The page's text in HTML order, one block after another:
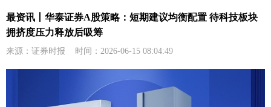
最资讯丨华泰证券A股策略：短期建议均衡配置 待科技板块
拥挤度压力释放后吸筹
来源：证券时报 时间：2026-06-15 08:04:49